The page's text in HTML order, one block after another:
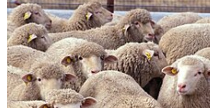
Reklam ve İşbirliği
Bodrum Trafik Yoğunluk Haritası
Turizm
Siyaset